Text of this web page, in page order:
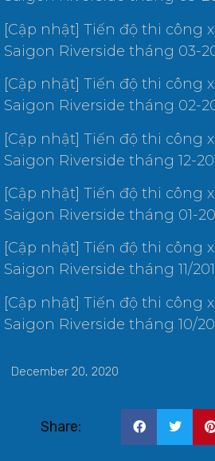
[Cập nhật] Tiến độ thi công
Saigon Riverside tháng 03-
[Cập nhật] Tiến độ thi công
Saigon Riverside tháng 02-
[Cập nhật] Tiến độ thi công
Saigon Riverside tháng 12-
[Cập nhật] Tiến độ thi công
Saigon Riverside tháng 01-
[Cập nhật] Tiến độ thi công
Saigon Riverside tháng 11/
[Cập nhật] Tiến độ thi công
Saigon Riverside tháng 10/
December 20, 2020
Share: